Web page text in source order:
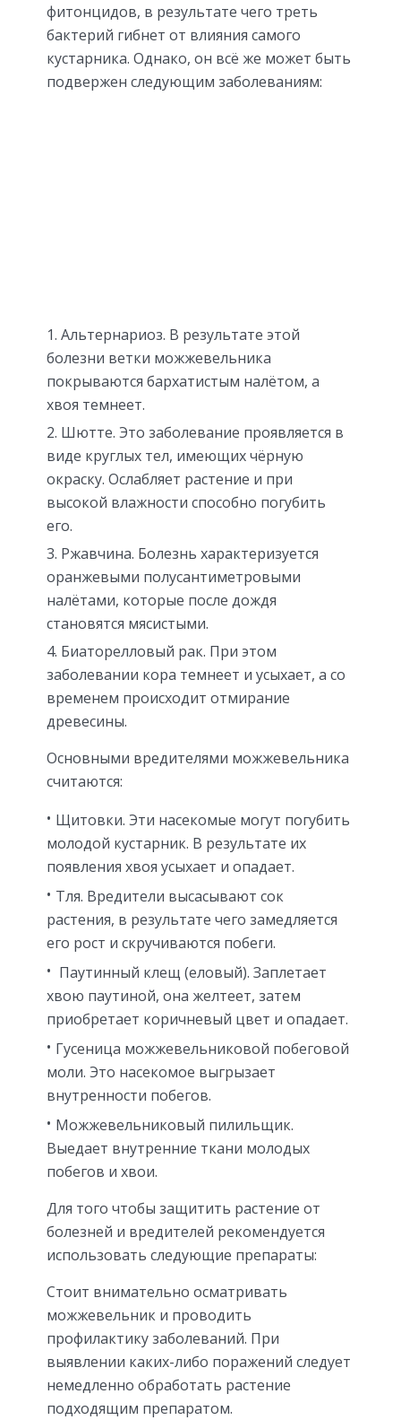
фитонцидов, в результате чего треть
бактерий гибнет от влияния самого
кустарника. Однако, он всё же может быть
подвержен следующим заболеваниям:
Альтернариоз. В результате этой
болезни ветки можжевельника
покрываются бархатистым налётом, а
хвоя темнеет.
Шютте. Это заболевание проявляется в
виде круглых тел, имеющих чёрную
окраску. Ослабляет растение и при
высокой влажности способно погубить
его.
Ржавчина. Болезнь характеризуется
оранжевыми полусантиметровыми
налётами, которые после дождя
становятся мясистыми.
Биаторелловый рак. При этом
заболевании кора темнеет и усыхает, а со
временем происходит отмирание
древесины.
Основными вредителями можжевельника
считаются:
Щитовки. Эти насекомые могут погубить
молодой кустарник. В результате их
появления хвоя усыхает и опадает.
Тля. Вредители высасывают сок
растения, в результате чего замедляется
его рост и скручиваются побеги.
Паутинный клещ (еловый). Заплетает
хвою паутиной, она желтеет, затем
приобретает коричневый цвет и опадает.
Гусеница можжевельниковой побеговой
моли. Это насекомое выгрызает
внутренности побегов.
Можжевельниковый пилильщик.
Выедает внутренние ткани молодых
побегов и хвои.
Для того чтобы защитить растение от
болезней и вредителей рекомендуется
использовать следующие препараты:
Стоит внимательно осматривать
можжевельник и проводить
профилактику заболеваний. При
выявлении каких-либо поражений следует
немедленно обработать растение
подходящим препаратом.